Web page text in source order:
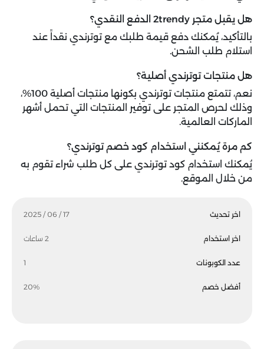
اخر تحديث 17 / 06 / 2025
اخر استخدام 2 ساعات
عدد الكوبونات 1
أفضل خصم 20%
هل يقبل متجر 2trendy الدفع النقدي؟
بالتأكيد، يُمكنك دفع قيمة طلبك مع توترندي نقداً عند
استلام طلب الشحن.
هل منتجات توترندي أصلية؟
نعم، تتمتع منتجات توترندي بكونها منتجات أصلية 100%،
وذلك لحرص المتجر على توفير المنتجات التي تحمل أشهر
الماركات العالمية.
كم مرة يُمكنني استخدام كود خصم توترندي؟
يُمكنك استخدام كود توترندي على كل طلب شراء تقوم به
من خلال الموقع.